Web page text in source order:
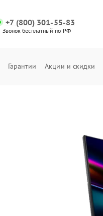
+7 (800) 301-55-83
Звонок бесплатный по РФ
Гарантии Акции и скидки